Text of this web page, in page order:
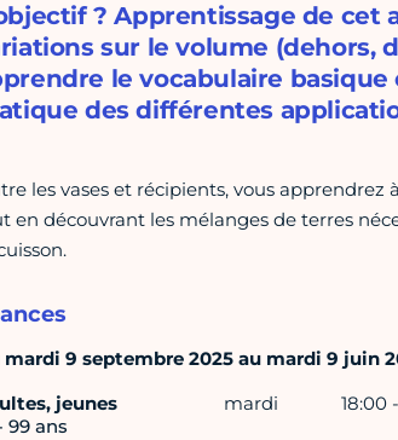
? Apprentissage de cet
sur le volume (dehors,
le vocabulaire
des différentes
les vases et récipients, vous apprendrez
en découvrant les mélanges de terres
mardi 9 septembre 2025 au mardi 9 juin
jeunes
99 ans
mardi 18:00